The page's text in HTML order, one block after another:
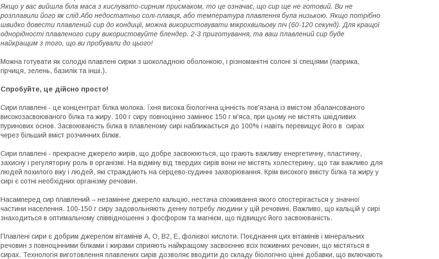
Якщо у вас вийшла біла маса з кислувато-сирним присмаком, то це означає, що сир ще не готовий. Ви не
розплавили його як слід.Або недостатньо солі-плавця, або температура плавлення була низькою. Якщо потрібно
швидко довести плавлений сир до кондиції, можна використовувати мікрохвильову піч (60-120 секунд). Для кращої
однорідності плавленого сиру використовуйте блендер. 2-3 приготування, та ваш плавлений сир буде
найкращим з того, що ви пробували до цього!
Можна готувати як солодкі плавлені сирки з шоколадною оболонкою, і різноманітні солоні зі спеціями (паприка,
гірчиця, зелень, базилік та інші.).
Спробуйте, це дійсно просто!
Сири плавлені - це концентрат білка молока. Їхня висока біологічна цінність пов'язана із вмістом збалансованого
високозасвоюваного білка та жиру. 100 г сиру повноцінно замінює 150 г м'яса, при цьому не містять шкідливих
пуринових основ. Засвоюваність білка в плавленому сирі наближається до 100% і навіть перевищує його в сирах
через більший вміст розчинних білків.
Сири плавлені - прекрасне джерело жирів, що добре засвоюються, що грають важливу енергетичну, пластичну,
захисну і регуляторну роль в організмі. На відміну від твердих сирів вони не містять холестерину, що так важливо для
людей похилого віку і людей, які страждають на серцево-судинні захворювання. Крім високого вмісту білка та жиру у
сирі є сотні необхідних організму речовин.
Насамперед сир плавлений – незамінне джерело кальцію, нестача споживання якого спостерігається у значної
частини населення. 100-150 г сиру задовольняють денну потребу людини у цій речовині. Важливо, що кальцій у сирі
знаходиться в оптимальному співвідношенні з фосфором та магнієм, що підвищує його засвоюваність.
Плавлені сири є добрим джерелом вітамінів А, О, В2, Е, фолієвої кислоти. Поєднання цих вітамінів і мінеральних
речовин з повноцінними білками і жирами сприяють найкращому засвоєнню всіх поживних речовин, що містяться в
сирах. Технологія виготовлення плавлених сирів дозволяє вводити до складу біологічно цінні добавки, що включають